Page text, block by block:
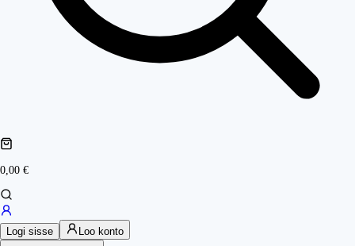
0,00 €
Logi sisse Loo konto